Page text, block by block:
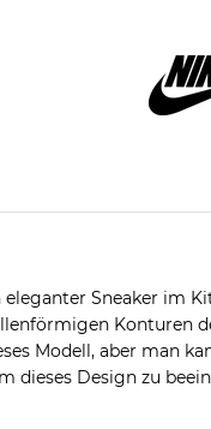
eleganter Sneaker im
Konturen
Modell, aber man
dieses Design zu